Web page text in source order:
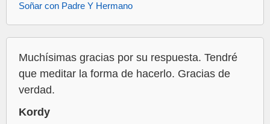
Soñar con Padre Y Hermano
Muchísimas gracias por su respuesta. Tendré
que meditar la forma de hacerlo. Gracias de
verdad.
Kordy